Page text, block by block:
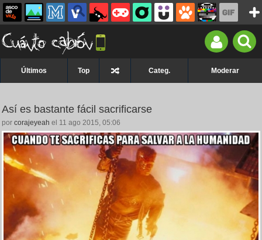
Últimos Top Categ. Moderar
Así es bastante fácil sacrificarse
por corajeyeah el 11 ago 2015, 05:06